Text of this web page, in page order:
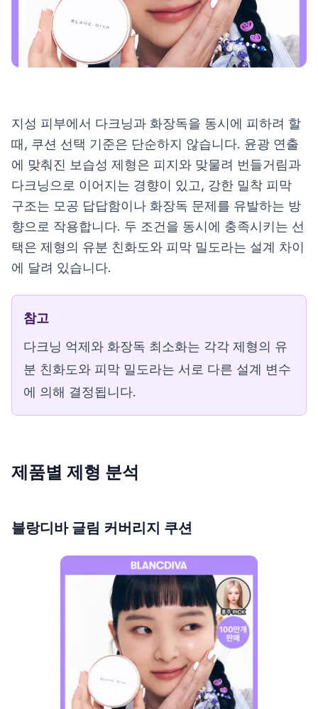
Login
지성 피부에서 다크닝과 화장독을 동시에 피하려 할
때, 쿠션 선택 기준은 단순하지 않습니다. 윤광 연출
에 맞춰진 보습성 제형은 피지와 맞물려 번들거림과
다크닝으로 이어지는 경향이 있고, 강한 밀착 피막
구조는 모공 답답함이나 화장독 문제를 유발하는 방
향으로 작용합니다. 두 조건을 동시에 충족시키는 선
택은 제형의 유분 친화도와 피막 밀도라는 설계 차이
에 달려 있습니다.
참고
다크닝 억제와 화장독 최소화는 각각 제형의 유
분 친화도와 피막 밀도라는 서로 다른 설계 변수
에 의해 결정됩니다.
제품별 제형 분석
블랑디바 글림 커버리지 쿠션